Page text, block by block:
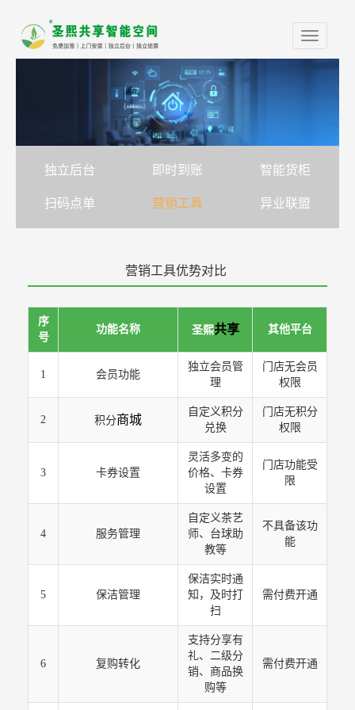
Toggle
独立后台 即时到账 智能货柜
扫码点单 营销工具 异业联盟
营销工具优势对比
序
号
功能名称 圣熙共享 其他平台
1 会员功能
独立会员管
理
门店无会员
权限
2 积分商城
自定义积分
兑换
门店无积分
权限
3 卡券设置
灵活多变的
价格、卡券
设置
门店功能受
限
4 服务管理
自定义茶艺
师、台球助
教等
不具备该功
能
5 保洁管理
保洁实时通
知，及时打
扫
需付费开通
6 复购转化
支持分享有
礼、二级分
销、商品换
购等
需付费开通